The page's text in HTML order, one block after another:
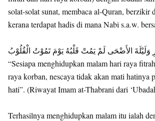
solat-solat sunat, membaca al-Quran, berzikir
kerana terdapat hadis di mana Nabi s.a.w.
وَلَيْلَةَ الأَضْحَى لَمْ يَمُتْ قَلْبُهُ يَوْمَ تَمُوْتُ الْقُلُوْبُ
“Sesiapa menghidupkan malam hari raya
raya korban, nescaya tidak akan mati hatinya
hati”. (Riwayat Imam at-Thabrani dari
Terhasilnya menghidupkan malam itu ialah